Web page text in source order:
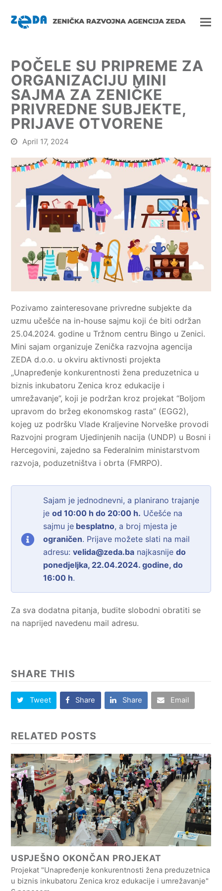
POČELE SU PRIPREME ZA
ORGANIZACIJU MINI
SAJMA ZA ZENIČKE
PRIVREDNE SUBJEKTE,
PRIJAVE OTVORENE
April 17, 2024
Pozivamo zainteresovane privredne subjekte da
uzmu učešće na in-house sajmu koji će biti održan
25.04.2024. godine u Tržnom centru Bingo u Zenici.
Mini sajam organizuje Zenička razvojna agencija
ZEDA d.o.o. u okviru aktivnosti projekta
„Unapređenje konkurentnosti žena preduzetnica u
biznis inkubatoru Zenica kroz edukacije i
umrežavanje”, koji je podržan kroz projekat “Boljom
upravom do bržeg ekonomskog rasta” (EGG2),
kojeg uz podršku Vlade Kraljevine Norveške provodi
Razvojni program Ujedinjenih nacija (UNDP) u Bosni i
Hercegovini, zajedno sa Federalnim ministarstvom
razvoja, poduzetništva i obrta (FMRPO).
Sajam je jednodnevni, a planirano trajanje
jeod 10:00 h do 20:00 h. Učešće na
sajmu je besplatno, a broj mjesta je
ograničen. Prijave možete slati na mail
adresu:velida@zeda.ba najkasnijedo
ponedjeljka, 22.04.2024. godine, do
16:00 h.
Za sva dodatna pitanja, budite slobodni obratiti se
na naprijed navedenu mail adresu.
SHARE THIS
Tweet Share Share Email
RELATED POSTS
USPJEŠNO OKONČAN PROJEKAT
Projekat "Unapređenje konkurentnosti žena preduzetnica
u biznis inkubatoru Zenica kroz edukacije i umrežavanje"